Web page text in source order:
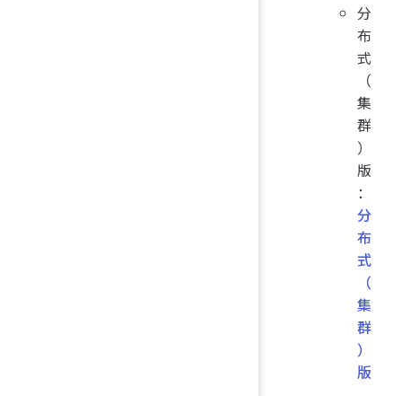
分
布
式
（
集
群
）
版
：
分
布
式
（
集
群
）
版